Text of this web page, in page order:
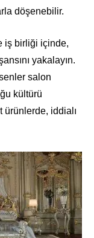
döşenebilir.
iş birliği içinde,
yakalayın.
salon
kültürü
ürünlerde, iddialı